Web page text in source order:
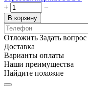
+
−
В корзину
Отложить Задать вопрос
Доставка
Варианты оплаты
Наши преимущества
Найдите похожие